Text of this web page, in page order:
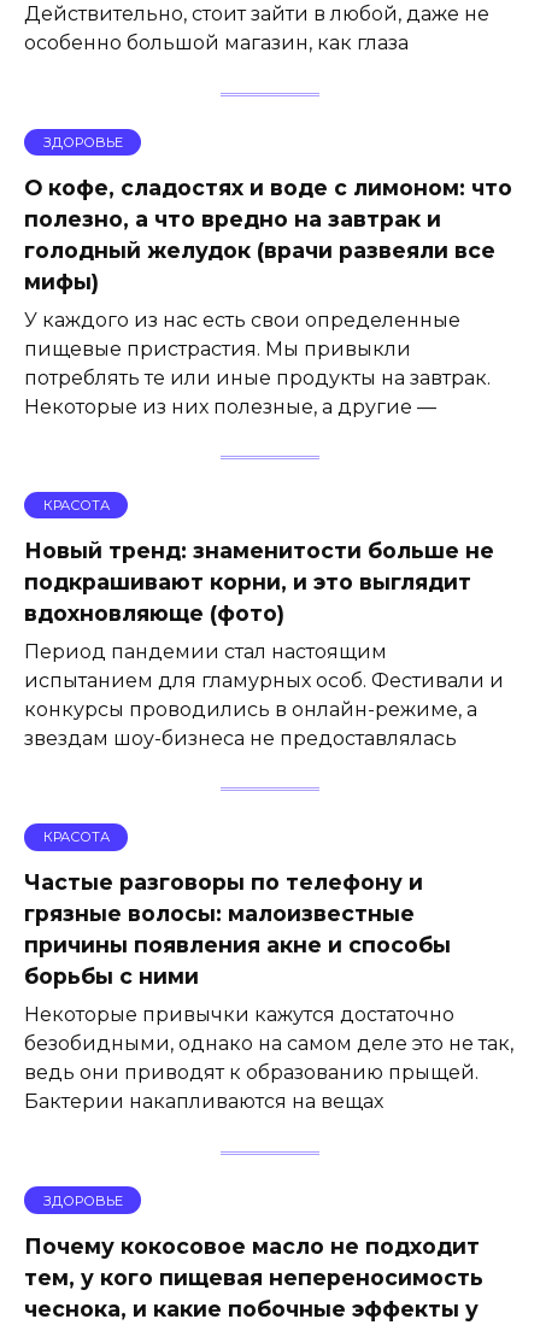
Действительно, стоит зайти в любой, даже не
особенно большой магазин, как глаза
ЗДОРОВЬЕ
О кофе, сладостях и воде с лимоном: что
полезно, а что вредно на завтрак и
голодный желудок (врачи развеяли все
мифы)
У каждого из нас есть свои определенные
пищевые пристрастия. Мы привыкли
потреблять те или иные продукты на завтрак.
Некоторые из них полезные, а другие —
КРАСОТА
Новый тренд: знаменитости больше не
подкрашивают корни, и это выглядит
вдохновляюще (фото)
Период пандемии стал настоящим
испытанием для гламурных особ. Фестивали и
конкурсы проводились в онлайн-режиме, а
звездам шоу-бизнеса не предоставлялась
КРАСОТА
Частые разговоры по телефону и
грязные волосы: малоизвестные
причины появления акне и способы
борьбы с ними
Некоторые привычки кажутся достаточно
безобидными, однако на самом деле это не так,
ведь они приводят к образованию прыщей.
Бактерии накапливаются на вещах
ЗДОРОВЬЕ
Почему кокосовое масло не подходит
тем, у кого пищевая непереносимость
чеснока, и какие побочные эффекты у